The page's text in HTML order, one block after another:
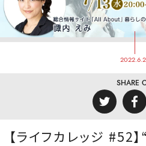
SHARE
【ライフカレッジ #52